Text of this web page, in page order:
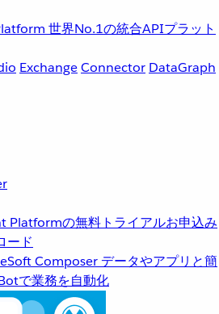
世界No.1の統合APIプラット
ExchangeConnector DataGraph
Platformの無料トライアルお申込み
ード
Composer データやアプリと簡
で業務を自動化